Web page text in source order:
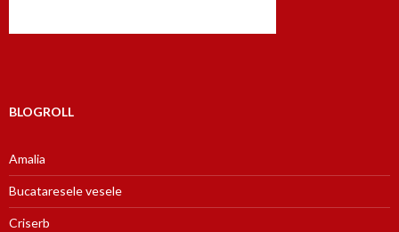
BLOGROLL
Amalia
Bucataresele vesele
Criserb